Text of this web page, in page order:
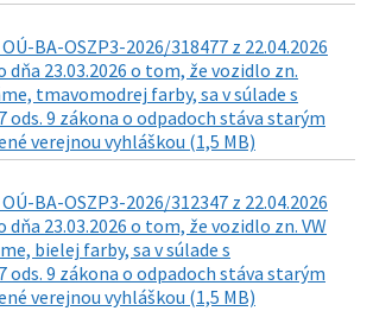
BA-OSZP3-2026/318477 z 22.04.2026
dňa 23.03.2026 o tom, že vozidlo zn.
tmavomodrej farby, sa v súlade s
ods. 9 zákona o odpadoch stáva starým
verejnou vyhláškou (1,5 MB)
BA-OSZP3-2026/312347 z 22.04.2026
23.03.2026 o tom, že vozidlo zn. VW
bielej farby, sa v súlade s
ods. 9 zákona o odpadoch stáva starým
verejnou vyhláškou (1,5 MB)